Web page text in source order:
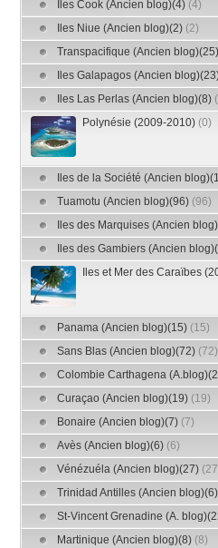
Iles Cook (Ancien blog)(4) (4)
Iles Niue (Ancien blog)(2) (2)
Transpacifique (Ancien blog)(25)
Iles Galapagos (Ancien
Iles Las Perlas (Ancien blog)(8)
Polynésie (2009-2010) (0)
Iles de la Société (Ancien
Tuamotu (Ancien blog)(96) (96)
Iles des Marquises (Ancien
Iles des Gambiers (Ancien
Iles et Mer des Caraïbes
Panama (Ancien blog)(15) (15)
Sans Blas (Ancien blog)(72) (72)
Colombie Carthagena
Curaçao (Ancien blog)(19) (19)
Bonaire (Ancien blog)(7) (7)
Avès (Ancien blog)(6) (6)
Vénézuéla (Ancien blog)(27)
Trinidad Antilles (Ancien blog)(6)
St-Vincent Grenadine (A.
Martinique (Ancien blog)(8) (8)